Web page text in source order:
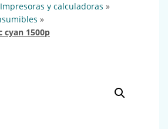
impresoras y calculadoras »
»
cyan 1500p